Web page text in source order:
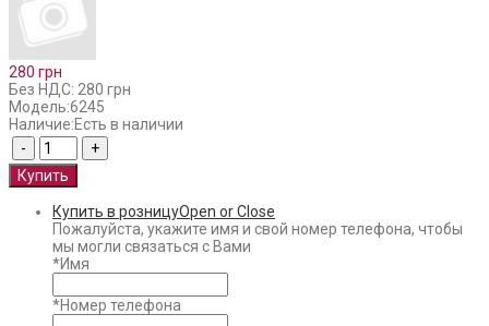
280 грн
Без НДС: 280 грн
Модель:6245
Наличие:Есть в наличии
Купить в розницуOpen or Close
Пожалуйста, укажите имя и свой номер телефона, чтобы
мы могли связаться с Вами
*Имя
*Номер телефона